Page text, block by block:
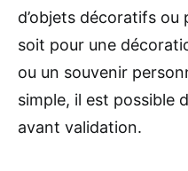
d’objets décoratifs ou
soit pour une
ou un souvenir
simple, il est possible
avant validation.